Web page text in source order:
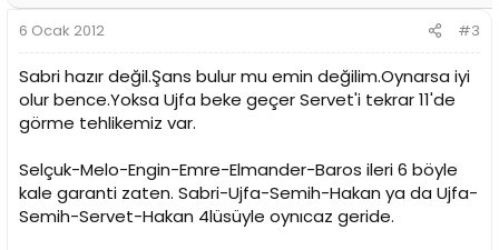
6 Ocak 2012 #3
Sabri hazır değil.Şans bulur mu emin değilim.Oynarsa iyi
olur bence.Yoksa Ujfa beke geçer Servet'i tekrar 11'de
görme tehlikemiz var.
Selçuk-Melo-Engin-Emre-Elmander-Baros ileri 6 böyle
kale garanti zaten. Sabri-Ujfa-Semih-Hakan ya da Ujfa-
Semih-Servet-Hakan 4lüsüyle oynıcaz geride.